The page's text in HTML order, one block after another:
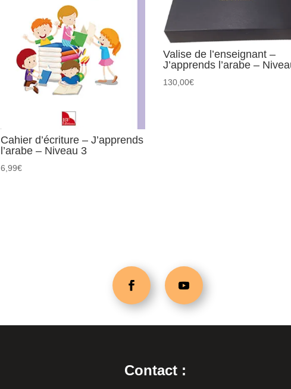
Cahier d’écriture – J’apprends
l’arabe – Niveau 3
6,99€
Valise de l’enseignant –
J’apprends l’arabe –
130,00€
Contact :